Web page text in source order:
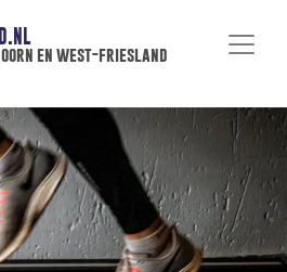
en west-friesland